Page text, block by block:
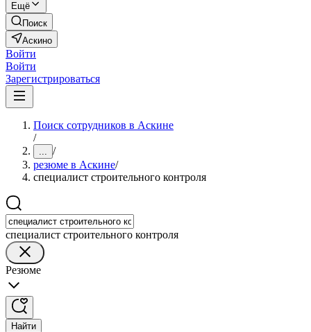
Ещё
Поиск
Аскино
Войти
Войти
Зарегистрироваться
Поиск сотрудников в Аскине
/
... /
резюме в Аскине/
специалист строительного контроля
специалист строительного контроля
Резюме
Найти